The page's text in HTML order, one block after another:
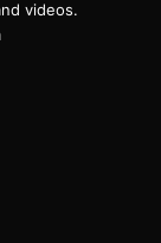
videos.